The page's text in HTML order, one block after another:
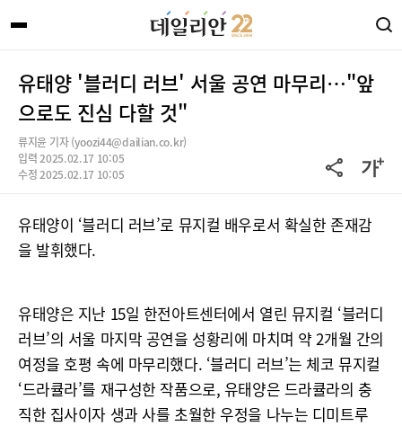
유태양 '블러디 러브' 서울 공연 마무리…"앞
으로도 진심 다할 것"
류지윤 기자 (yoozi44@dailian.co.kr)
입력 2025.02.17 10:05
수정 2025.02.17 10:05
유태양이 ‘블러디 러브’로 뮤지컬 배우로서 확실한 존재감
을 발휘했다.
유태양은 지난 15일 한전아트센터에서 열린 뮤지컬 ‘블러디
러브’의 서울 마지막 공연을 성황리에 마치며 약 2개월 간의
여정을 호평 속에 마무리했다. ‘블러디 러브’는 체코 뮤지컬
‘드라큘라’를 재구성한 작품으로, 유태양은 드라큘라의 충
직한 집사이자 생과 사를 초월한 우정을 나누는 디미트루